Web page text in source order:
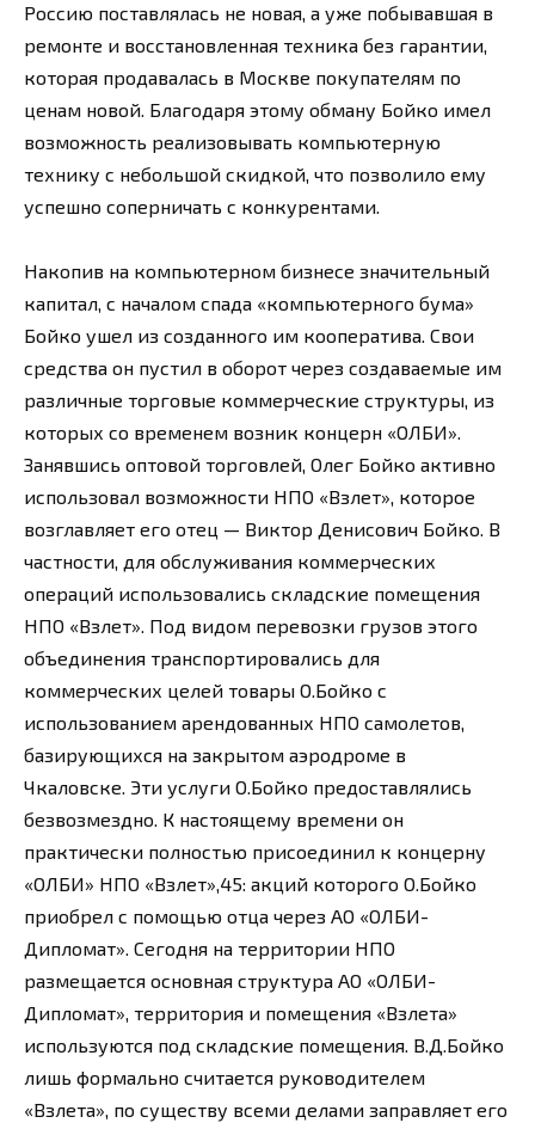
Россию поставлялась не новая, а уже побывавшая в
ремонте и восстановленная техника без гарантии,
которая продавалась в Москве покупателям по
ценам новой. Благодаря этому обману Бойко имел
возможность реализовывать компьютерную
технику с небольшой скидкой, что позволило ему
успешно соперничать с конкурентами.
Накопив на компьютерном бизнесе значительный
капитал, с началом спада «компьютерного бума»
Бойко ушел из созданного им кооператива. Свои
средства он пустил в оборот через создаваемые им
различные торговые коммерческие структуры, из
которых со временем возник концерн «ОЛБИ».
Занявшись оптовой торговлей, Олег Бойко активно
использовал возможности НПО «Взлет», которое
возглавляет его отец — Виктор Денисович Бойко. В
частности, для обслуживания коммерческих
операций использовались складские помещения
НПО «Взлет». Под видом перевозки грузов этого
объединения транспортировались для
коммерческих целей товары О.Бойко с
использованием арендованных НПО самолетов,
базирующихся на закрытом аэродроме в
Чкаловске. Эти услуги О.Бойко предоставлялись
безвозмездно. К настоящему времени он
практически полностью присоединил к концерну
«ОЛБИ» НПО «Взлет»,45: акций которого О.Бойко
приобрел с помощью отца через АО «ОЛБИ-
Дипломат». Сегодня на территории НПО
размещается основная структура АО «ОЛБИ-
Дипломат», территория и помещения «Взлета»
используются под складские помещения. В.Д.Бойко
лишь формально считается руководителем
«Взлета», по существу всеми делами заправляет его